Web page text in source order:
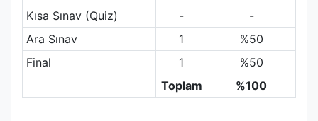
Kısa Sınav (Quiz)
-
-
Ara Sınav
1
%50
Final
1
%50
Toplam
%100